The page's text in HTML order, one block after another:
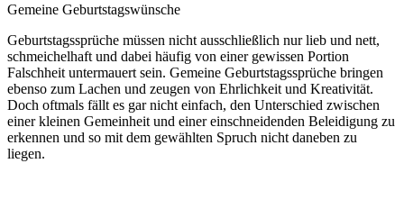
Gemeine Geburtstagswünsche
Geburtstagssprüche müssen nicht ausschließlich nur lieb und nett,
schmeichelhaft und dabei häufig von einer gewissen Portion
Falschheit untermauert sein. Gemeine Geburtstagssprüche bringen
ebenso zum Lachen und zeugen von Ehrlichkeit und Kreativität.
Doch oftmals fällt es gar nicht einfach, den Unterschied zwischen
einer kleinen Gemeinheit und einer einschneidenden Beleidigung zu
erkennen und so mit dem gewählten Spruch nicht daneben zu
liegen.